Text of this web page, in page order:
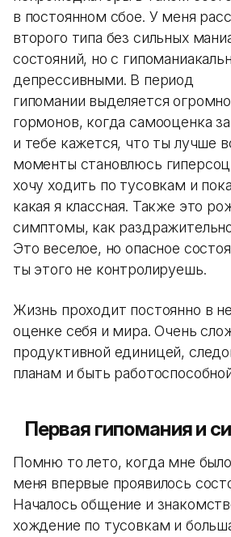
в постоянном сбое. У меня
второго типа без сильных
состояний, но с
депрессивными. В период
гипомании выделяется
гормонов, когда самооценка
и тебе кажется, что ты лучше
моменты становлюсь
хочу ходить по тусовкам и
какая я классная. Также это
симптомы, как
Это веселое, но опасное
ты этого не контролируешь.
Жизнь проходит постоянно в
оценке себя и мира. Очень
продуктивной единицей,
планам и быть
Первая гипомания и
Помню то лето, когда мне было
меня впервые проявилось
Началось общение и
хождение по тусовкам и